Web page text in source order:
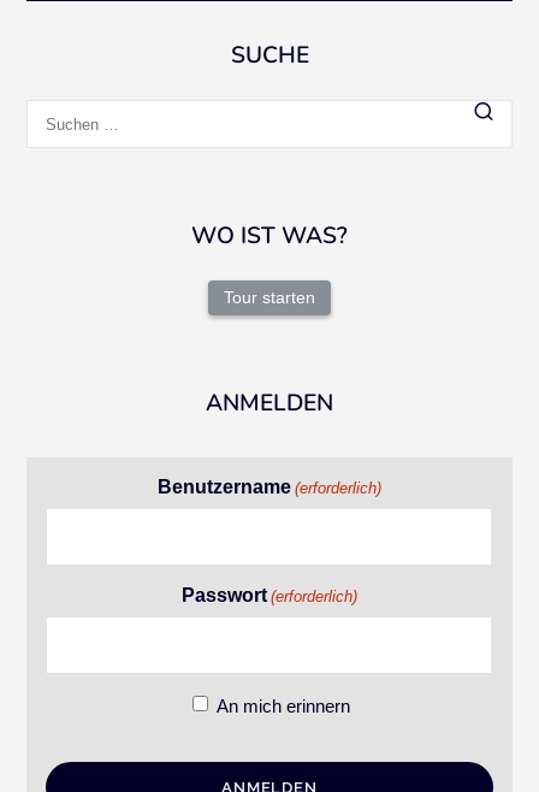
SUCHE
nach:
WO IST WAS?
Tour starten
ANMELDEN
Benutzername (erforderlich)
Passwort (erforderlich)
An mich erinnern